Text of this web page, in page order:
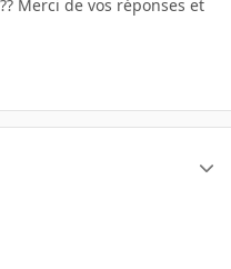
Merci de vos réponses et